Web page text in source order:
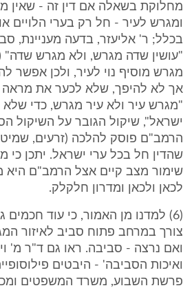
מחלוקת בשאלה אם דין זה - שאין
ומגרש לעיר - חל רק בערי הלויים
בכלל; ר' אליעזר, בדעה מעניינת,
"עושין שדה מגרש, ולא מגרש שדה"
מגרש מוסיף נוי לעיר, ולכן אפשר
אך לא להיפך, שלא לכער את מראה
"מגרש עיר ולא עיר מגרש, כדי שלא
ישראל", שיקול הגובר על השיקול
הרמב"ם פוסק להלכה (זרעים,
שהדין חל בכל ערי ישראל. יתכן
שימור מצב קיים אצל הרמב"ם היא
לכאן ולכאן ומדרון חלקלק.
(6) למדנו מן האמור, כי עוד
צורך במרחב פתוח סביב לאיזור
ואם נרצה - סביבה. ראו גם ד"ר מ'
ואיכות הסביבה' - היבטים
פרשת השבוע, משרד המשפטים